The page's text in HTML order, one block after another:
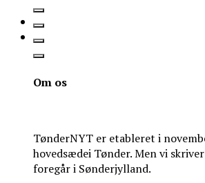
Om os
TønderNYT er etableret i
hovedsædei Tønder. Men vi
foregår i Sønderjylland.